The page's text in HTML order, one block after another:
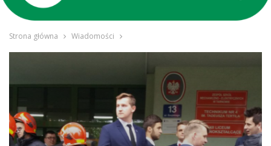
Strona główna Wiadomości